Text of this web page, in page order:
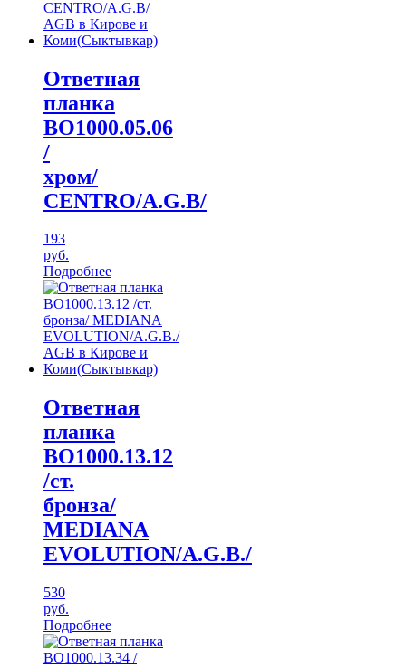
Ответная
планка
ВО1000.05.06
/
хром/
CENTRO/A.G.В/
193
руб.
Подробнее
Ответная
планка
ВО1000.13.12
/ст.
бронза/
MEDIANA
EVOLUTION/A.G.B./
530
руб.
Подробнее